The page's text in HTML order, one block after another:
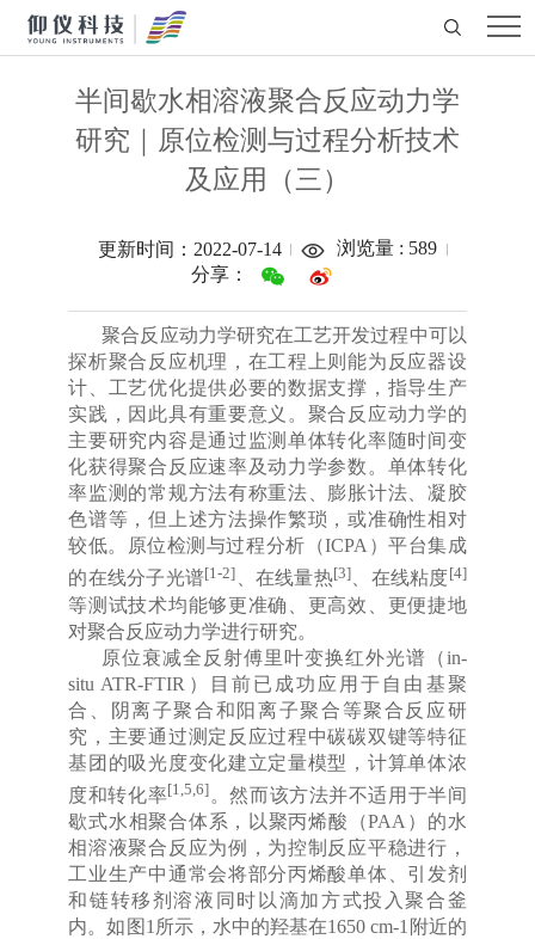
打开搜索
​半间歇水相溶液聚合反应动力学
研究｜原位检测与过程分析技术
及应用（三）
更新时间：2022-07-14 浏览量 : 589
分享：
聚合反应动力学研究在工艺开发过程中可以
探析聚合反应机理，在工程上则能为反应器设
计、工艺优化提供必要的数据支撑，指导生产
实践，因此具有重要意义。聚合反应动力学的
主要研究内容是通过监测单体转化率随时间变
化获得聚合反应速率及动力学参数。单体转化
率监测的常规方法有称重法、膨胀计法、凝胶
色谱等，但上述方法操作繁琐，或准确性相对
较低。原位检测与过程分析（ICPA）平台集成
的在线分子光谱[1-2] 、在线量热[3]、在线粘度 [4]
等测试技术均能够更准确、更高效、更便捷地
对聚合反应动力学进行研究。
原位衰减全反射傅里叶变换红外光谱（in-
situ ATR-FTIR）目前已成功应用于自由基聚
合、阴离子聚合和阳离子聚合等聚合反应研
究，主要通过测定反应过程中碳碳双键等特征
基团的吸光度变化建立定量模型，计算单体浓
度和转化率[1,5,6] 。然而该方法并不适用于半间
歇式水相聚合体系，以聚丙烯酸（PAA）的水
相溶液聚合反应为例，为控制反应平稳进行，
工业生产中通常会将部分丙烯酸单体、引发剂
和链转移剂溶液同时以滴加方式投入聚合釜
内。如图1所示，水中的羟基在1650 cm-1 附近的